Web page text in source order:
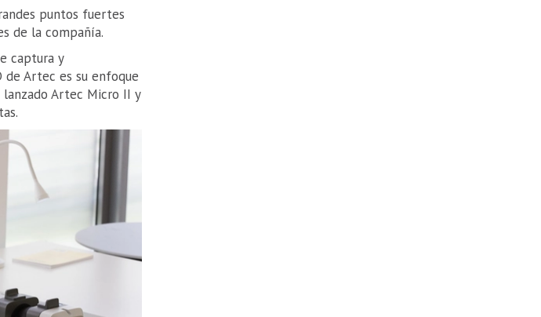
puntos fuertes
de la compañía.
captura y
de Artec es su enfoque
Artec Micro II y